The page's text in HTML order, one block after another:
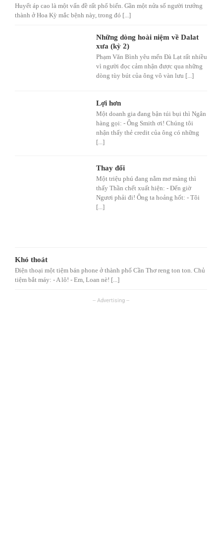
Huyết áp cao là một vấn đề rất phổ biến. Gần một nửa số người trưởng
thành ở Hoa Kỳ mắc bệnh này, trong đó [...]
Những dòng hoài niệm về Dalat
xưa (kỳ 2)
Phạm Văn Bình yêu mến Đà Lạt rất nhiều
vì người đọc cảm nhận được qua những
dòng tùy bút của ông vô vàn lưu [...]
Lợi hơn
Một doanh gia đang bận túi bụi thì Ngân
hàng gọi: - Ông Smith ơi! Chúng tôi
nhận thấy thẻ credit của ông có những
[...]
Thay đổi
Một triệu phú đang nằm mơ màng thì
thấy Thần chết xuất hiện: - Đến giờ
Ngươi phải đi! Ông ta hoảng hốt: - Tôi
[...]
Khó thoát
Điện thoại một tiệm bán phone ở thành phố Cần Thơ reng ton ton. Chủ
tiệm bắt máy: - A lô! - Em, Loan nè! [...]